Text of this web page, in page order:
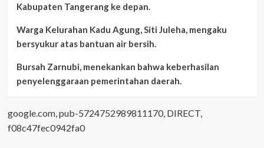
Kabupaten Tangerang ke depan.
Warga Kelurahan Kadu Agung, Siti Juleha, mengaku
bersyukur atas bantuan air bersih.
Bursah Zarnubi, menekankan bahwa keberhasilan
penyelenggaraan pemerintahan daerah.
google.com, pub-5724752989811170, DIRECT,
f08c47fec0942fa0